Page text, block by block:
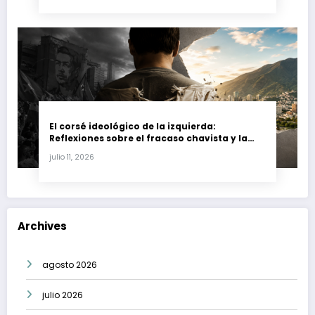
El corsé ideológico de la izquierda:
Reflexiones sobre el fracaso chavista y la
julio 11, 2026
Archives
agosto 2026
julio 2026